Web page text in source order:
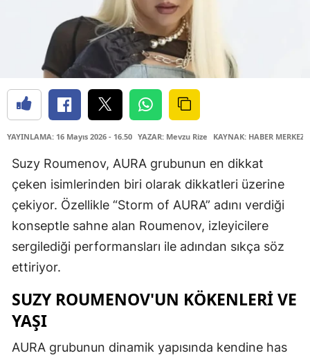
YAYINLAMA: 16 Mayıs 2026 - 16.50 YAZAR: Mevzu Rize KAYNAK: HABER MERKEZİ
Suzy Roumenov, AURA grubunun en dikkat
çeken isimlerinden biri olarak dikkatleri üzerine
çekiyor. Özellikle “Storm of AURA” adını verdiği
konseptle sahne alan Roumenov, izleyicilere
sergilediği performansları ile adından sıkça söz
ettiriyor.
SUZY ROUMENOV'UN KÖKENLERI VE
YAŞI
AURA grubunun dinamik yapısında kendine has